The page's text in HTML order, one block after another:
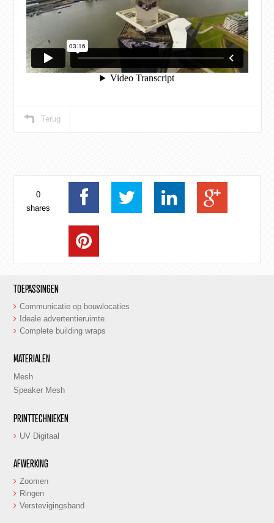
Terug
0
shares
TOEPASSINGEN
Communicatie op bouwlocaties
Ideale advertentieruimte.
Complete building wraps
MATERIALEN
Mesh
Speaker Mesh
PRINTTECHNIEKEN
UV Digitaal
AFWERKING
Zoomen
Ringen
Verstevigingsband